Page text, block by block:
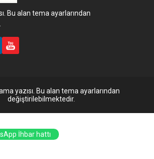
Bu alan tema ayarlarından
yazısı. Bu alan tema ayarlarından
değiştirilebilmektedir.
İhbar hattı